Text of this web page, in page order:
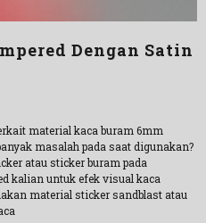
Dengan Satin
material kaca buram 6mm
masalah pada saat digunakan?
atau sticker buram pada
kalian untuk efek visual kaca
material sticker sandblast atau